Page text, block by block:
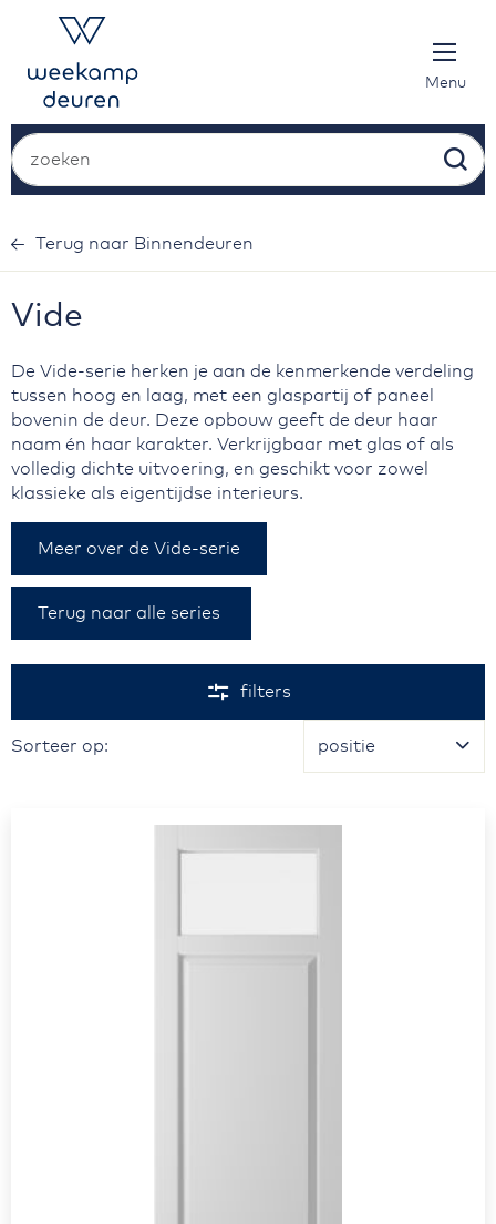
Menu
Zoek
Vide
De Vide-serie herken je aan de kenmerkende verdeling
tussen hoog en laag, met een glaspartij of paneel
bovenin de deur. Deze opbouw geeft de deur haar
naam én haar karakter. Verkrijgbaar met glas of als
volledig dichte uitvoering, en geschikt voor zowel
klassieke als eigentijdse interieurs.
Meer over de Vide-serie
Terug naar alle series
filters
Sorteer op: